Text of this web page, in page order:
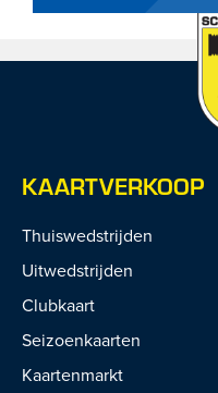
KAARTVERKOOP
Thuiswedstrijden
Uitwedstrijden
Clubkaart
Seizoenkaarten
Kaartenmarkt